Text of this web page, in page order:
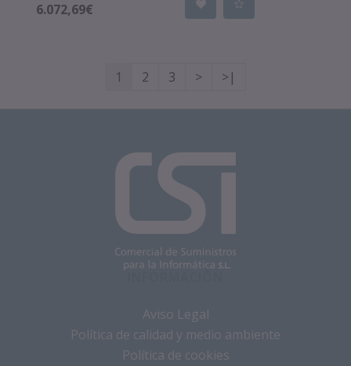
6.072,69€
1 2 3 > >|
Aviso Legal
Política de calidad y medio ambiente
Política de cookies